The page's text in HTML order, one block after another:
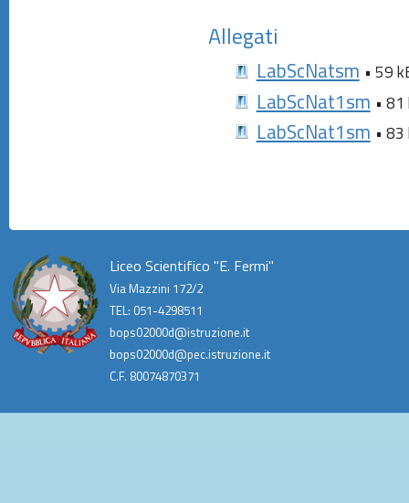
Allegati
LabScNatsm • 59
LabScNat1sm •
LabScNat1sm •
Liceo Scientifico "E. Fermi"
Via Mazzini 172/2
TEL: 051-4298511
bops02000d@istruzione.it
bops02000d@pec.istruzione.it
C.F. 80074870371